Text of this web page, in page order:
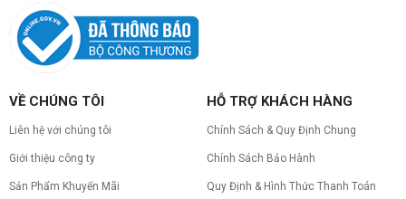
VỀ CHÚNG TÔI
Liên hệ với chúng tôi
Giới thiệu công ty
Sản Phẩm Khuyến Mãi
HỖ TRỢ KHÁCH HÀNG
Chính Sách & Quy Định Chung
Chính Sách Bảo Hành
Quy Định & Hình Thức Thanh Toán